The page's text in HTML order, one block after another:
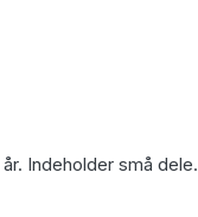
Indeholder små dele.